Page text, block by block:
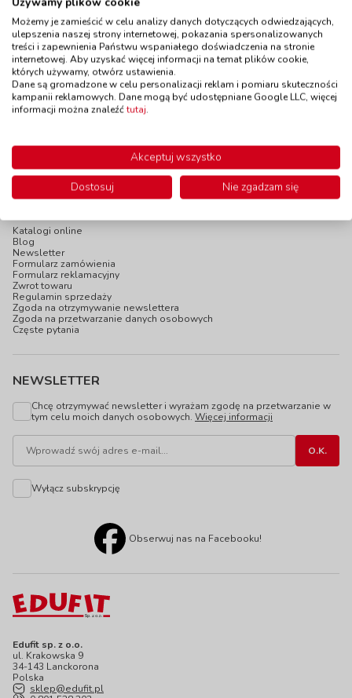
kod: DH111L
DostępnośćW magazynie
1 szt.
do 5 dni
129,00 zł z VAT
Do koszyka
1 szt.
do 5 dni
119,00 zł z VAT
Do koszyka
Edufit sp. z o.o.
ul. Krakowska 9
34-143 Lanckorona
Polska
sklep@edufit.pl
Katalogi online
Blog
Newsletter
Formularz zamówienia
Formularz reklamacyjny
Zwrot towaru
Regulamin sprzedaży
Zgoda na otrzymywanie newslettera
Zgoda na przetwarzanie danych osobowych
Częste pytania
NEWSLETTER
Chcę otrzymywać newsletter i wyrażam zgodę na przetwarzanie w
tym celu moich danych osobowych. Więcej informacji
Wyłącz subskrypcję
Obserwuj nas na Facebooku!
Możemy je zamieścić w celu analizy danych dotyczących odwiedzających,
ulepszenia naszej strony internetowej, pokazania spersonalizowanych
treści i zapewnienia Państwu wspaniałego doświadczenia na stronie
internetowej. Aby uzyskać więcej informacji na temat plików cookie,
których używamy, otwórz ustawienia.
Dane są gromadzone w celu personalizacji reklam i pomiaru skuteczności
kampanii reklamowych. Dane mogą być udostępniane Google LLC, więcej
informacji można znaleźćtutaj.
Akceptuj wszystko
Dostosuj
Nie zgadzam się